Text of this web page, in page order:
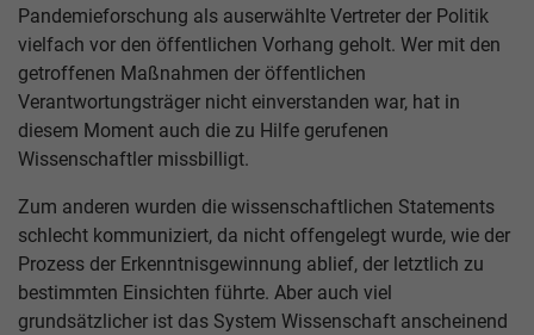
Pandemieforschung als auserwählte Vertreter der Politik
vielfach vor den öffentlichen Vorhang geholt. Wer mit den
getroffenen Maßnahmen der öffentlichen
Verantwortungsträger nicht einverstanden war, hat in
diesem Moment auch die zu Hilfe gerufenen
Wissenschaftler missbilligt.
Zum anderen wurden die wissenschaftlichen Statements
schlecht kommuniziert, da nicht offengelegt wurde, wie der
Prozess der Erkenntnisgewinnung ablief, der letztlich zu
bestimmten Einsichten führte. Aber auch viel
grundsätzlicher ist das System Wissenschaft anscheinend